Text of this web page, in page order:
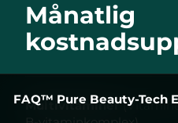
Månatlig
Multivitaminer
FAQ™ Pure Beauty-Tech